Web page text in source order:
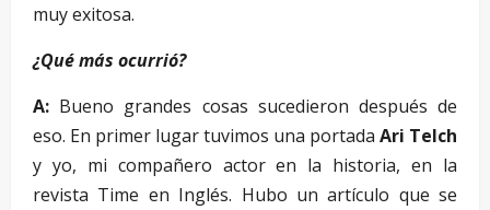
muy exitosa.
¿Qué más ocurrió?
A: Bueno grandes cosas sucedieron después de
eso. En primer lugar tuvimos una portada Ari Telch
y yo, mi compañero actor en la historia, en la
revista Time en Inglés. Hubo un artículo que se